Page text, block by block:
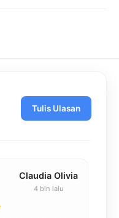
Tulis Ulasan
Claudia Olivia
4 bln lalu